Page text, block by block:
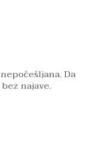
Da
najave.